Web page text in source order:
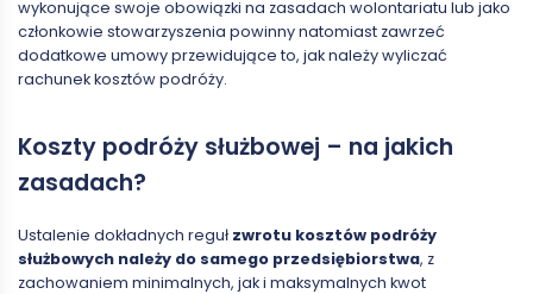
wykonujące swoje obowiązki na zasadach wolontariatu lub jako
członkowie stowarzyszenia powinny natomiast zawrzeć
dodatkowe umowy przewidujące to, jak należy wyliczać
rachunek kosztów podróży.
Koszty podróży służbowej – na jakich
zasadach?
Ustalenie dokładnych reguł zwrotu kosztów podróży
służbowych należy do samego przedsiębiorstwa, z
zachowaniem minimalnych, jak i maksymalnych kwot